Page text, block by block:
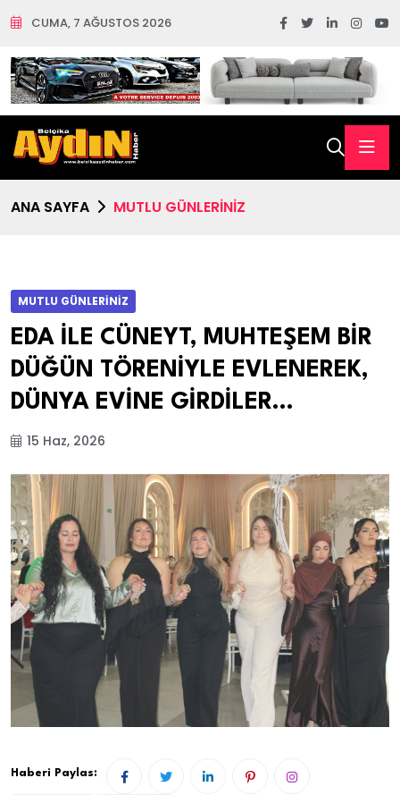
CUMA, 7 AĞUSTOS 2026
ANA SAYFA MUTLU GÜNLERİNİZ
MUTLU GÜNLERİNİZ
EDA İLE CÜNEYT, MUHTEŞEM BİR
DÜĞÜN TÖRENİYLE EVLENEREK,
DÜNYA EVİNE GİRDİLER…
15 Haz, 2026
Haberi Paylas: